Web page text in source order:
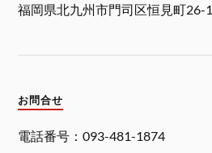
福岡県北九州市門司区恒見町26-1
お問合せ
電話番号：093-481-1874